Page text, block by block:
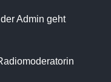
Admin geht